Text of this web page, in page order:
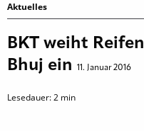
Aktuelles
BKT weiht
Bhuj ein
11. Januar 2016
Lesedauer:2 min